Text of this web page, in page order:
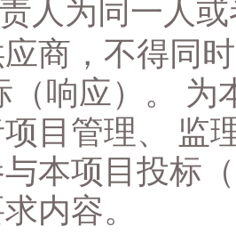
人为同一人
商，不得同
（响应）。 为
目管理、 监
本项目投标
内容。